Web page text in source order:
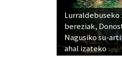
bereziak,
Nagusiko su-
ahal izateko